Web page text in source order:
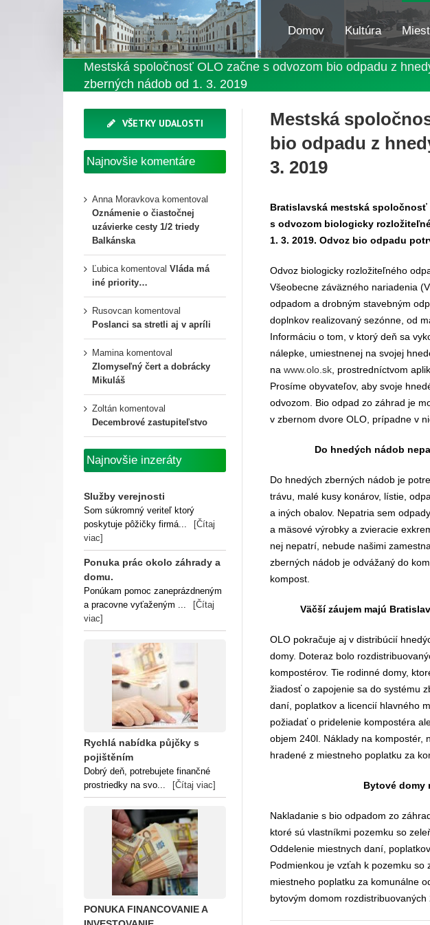
Domov Kultúra
Mestská spoločnosť OLO začne s odvozom bio odpadu z
zberných nádob od 1. 3. 2019
Mestská
bio odpadu z
3. 2019
Bratislavská mestská
s odvozom biologicky
1. 3. 2019. Odvoz bio odpadu
Odvoz biologicky rozložiteľného
Všeobecne záväzného nariadenia
odpadom a drobným stavebným
doplnkov realizovaný sezónne, od
Informáciu o tom, v ktorý deň sa
nálepke, umiestnenej na svojej
na www.olo.sk , prostredníctvom
Prosíme obyvateľov, aby svoje
odvozom. Bio odpad zo záhrad je
v zbernom dvore OLO, prípadne v
Do hnedých nádob
Do hnedých zberných nádob je
trávu, malé kusy konárov, lístie,
a iných obalov. Nepatria sem
a mäsové výrobky a zvieracie
nej nepatrí, nebude našimi
zberných nádob je odvážaný do
kompost.
Väčší záujem majú
OLO pokračuje aj v distribúcií
domy. Doteraz bolo
kompostérov. Tie rodinné domy,
žiadosť o zapojenie sa do systému
daní, poplatkov a licencií hlavného
požiadať o pridelenie kompostéra
objem 240l. Náklady na kompostér,
hradené z miestneho poplatku za
Bytové domy
Nakladanie s bio odpadom zo
ktoré sú vlastníkmi pozemku so
Oddelenie miestnych daní,
Podmienkou je vzťah k pozemku
miestneho poplatku za komunálne
bytovým domom rozdistribuovaných
VŠETKY UDALOSTI
Najnovšie komentáre
Anna Moravkovakomentoval
Oznámenie o čiastočnej
uzávierke cesty 1/2 triedy
Balkánska
Ľubicakomentoval Vláda má
iné priority…
Rusovcan komentoval
Poslanci sa stretli aj v apríli
Maminakomentoval
Zlomyseľný čert a dobrácky
Mikuláš
Zoltán komentoval
Decembrové zastupiteľstvo
Najnovšie inzeráty
Služby verejnosti
Som súkromný veriteľ ktorý
poskytuje pôžičky firmá...
[Čítaj
viac]
Ponuka prác okolo záhrady a
domu.
Ponúkam pomoc zaneprázdneným
a pracovne vyťaženým ...
[Čítaj
viac]
Rychlá nabídka půjčky s
pojištěním
Dobrý deň, potrebujete finančné
prostriedky na svo...
[Čítaj viac]
PONUKA FINANCOVANIE A